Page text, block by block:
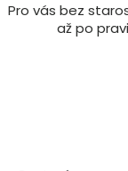
Pro vás bez
až po